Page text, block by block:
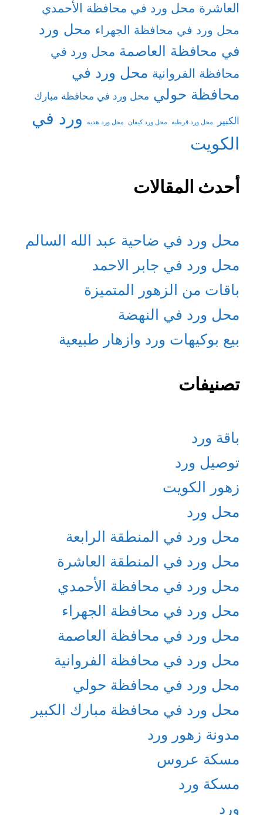
العاشرة محل ورد في محافظة الأحمدي
محل ورد في محافظة الجهراء محل ورد
في محافظة العاصمة محل ورد في
محافظة الفروانية محل ورد في
محافظة حولي محل ورد في محافظة مبارك
الكبير
محل ورد قرطبة محل ورد كيفان محل ورد هدية
ورد في
الكويت
أحدث المقالات
محل ورد في ضاحية عبد الله السالم
محل ورد في جابر الاحمد
باقات من الزهور المتميزة
محل ورد في النهضة
بيع بوكيهات ورد وازهار طبيعية
تصنيفات
باقة ورد
توصيل ورد
زهور الكويت
محل ورد
محل ورد في المنطقة الرابعة
محل ورد في المنطقة العاشرة
محل ورد في محافظة الأحمدي
محل ورد في محافظة الجهراء
محل ورد في محافظة العاصمة
محل ورد في محافظة الفروانية
محل ورد في محافظة حولي
محل ورد في محافظة مبارك الكبير
مدونة زهور ورد
مسكة عروس
مسكة ورد
ورد